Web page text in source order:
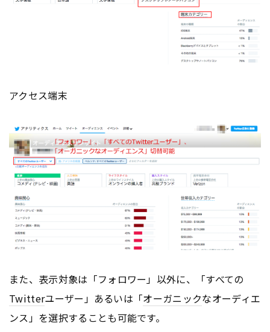
アクセス端末
また、表示対象は「フォロワー」以外に、「すべての
Twitterユーザー」あるいは「オーガニックなオーディエ
ンス」を選択することも可能です。